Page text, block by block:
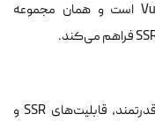
Nuxt معادل Next.js برای فریم‌ورک Vue.js است و همان مجموعه
این فریم‌ورک به عنوان یک رقیب جدید و قدرتمند، قابلیت‌های SSR و